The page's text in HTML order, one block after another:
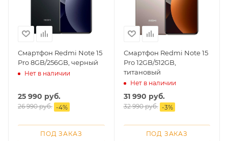
Смартфон Redmi Note 15
Pro 8GB/256GB, черный
Нет в наличии
25 990 руб.
26 990руб. -4%
ПОД ЗАКАЗ
Смартфон Redmi Note 15
Pro 12GB/512GB,
титановый
Нет в наличии
31 990 руб.
32 990руб. -3%
ПОД ЗАКАЗ